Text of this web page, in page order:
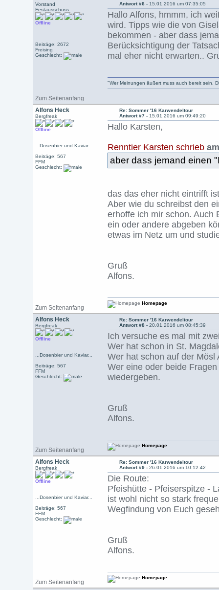
Vorstand
Festausschuss
Offline
Beiträge: 2672
Freising
Geschlecht:
Antwort #6 - 15.01.2016 um 07:35:05
Hallo Alfons, hmmm, ich
wird. Tipps wie die von
bekommen - aber dass
Berücksichtigung der
mal eher nicht erwarten..
Zum Seitenanfang
"Wer Meinungen äußert muss auch bereit sein,
Alfons Heck
Bergfreak
Offline
...Dosenbier und Kaviar...
Beiträge: 567
FFM
Geschlecht:
Re: Sommer '16 Karwendeltour
Antwort #7 - 15.01.2016 um 09:49:20
Hallo Karsten,
Renntier Karsten schrieb
aber dass jemand einen
das das eher nicht eintrifft
Aber wie du schreibst den
erhoffe ich mir schon. Auch
ein oder andere abgeben
etwas im Netz um und
Gruß
Alfons.
Zum Seitenanfang
Homepage
Alfons Heck
Bergfreak
Offline
...Dosenbier und Kaviar...
Beiträge: 567
FFM
Geschlecht:
Re: Sommer '16 Karwendeltour
Antwort #8 -20.01.2016 um 08:45:39
Ich versuche es mal mit
Wer hat schon in St.
Wer hat schon auf der Mösl
Wer eine oder beide
wiedergeben.
Gruß
Alfons.
Zum Seitenanfang
Homepage
Alfons Heck
Bergfreak
Offline
...Dosenbier und Kaviar...
Beiträge: 567
FFM
Geschlecht:
Re: Sommer '16 Karwendeltour
Antwort #9 -26.01.2016 um 10:12:42
Die Route:
Pfeishütte - Pfeiserspitze -
ist wohl nicht so stark
Wegfindung von Euch
Gruß
Alfons.
Zum Seitenanfang
Homepage